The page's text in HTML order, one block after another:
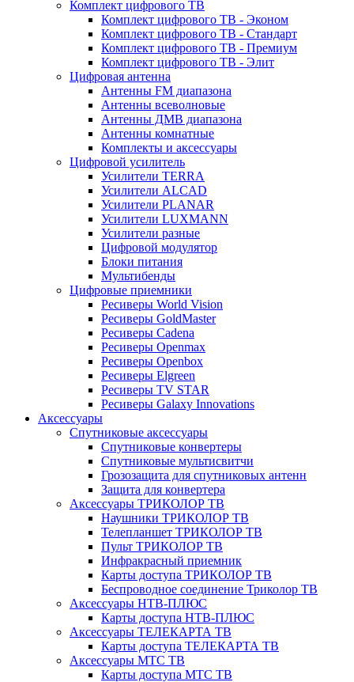
Комплект цифрового ТВ
Комплект цифрового ТВ - Эконом
Комплект цифрового ТВ - Стандарт
Комплект цифрового ТВ - Премиум
Комплект цифрового ТВ - Элит
Цифровая антенна
Антенны FM диапазона
Антенны всеволновые
Антенны ДМВ диапазона
Антенны комнатные
Комплекты и аксессуары
Цифровой усилитель
Усилители TERRA
Усилители ALCAD
Усилители PLANAR
Усилители LUXMANN
Усилители разные
Цифровой модулятор
Блоки питания
Мультибенды
Цифровые приемники
Ресиверы World Vision
Ресиверы GoldMaster
Ресиверы Cadena
Ресиверы Openmax
Ресиверы Openbox
Ресиверы Elgreen
Ресиверы TV STAR
Ресиверы Galaxy Innovations
Аксессуары
Спутниковые аксессуары
Спутниковые конвертеры
Спутниковые мультисвитчи
Грозозащита для спутниковых антенн
Защита для конвертера
Аксессуары ТРИКОЛОР ТВ
Наушники ТРИКОЛОР ТВ
Телепланшет ТРИКОЛОР ТВ
Пульт ТРИКОЛОР ТВ
Инфракрасный приемник
Карты доступа ТРИКОЛОР ТВ
Беспроводное соединение Триколор ТВ
Аксессуары НТВ-ПЛЮС
Карты доступа НТВ-ПЛЮС
Аксессуары ТЕЛЕКАРТА ТВ
Карты доступа ТЕЛЕКАРТА ТВ
Аксессуары МТС ТВ
Карты доступа МТС ТВ